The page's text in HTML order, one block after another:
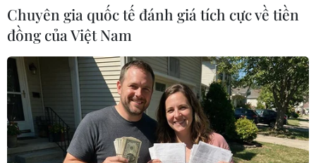
Chuyên gia quốc tế đánh giá tích cực về tiền
đồng của Việt Nam